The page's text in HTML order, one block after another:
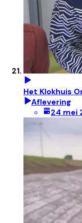
Het Klokhuis
Aflevering
24 mei